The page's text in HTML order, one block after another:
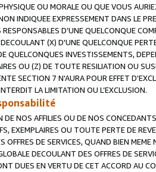
OU MORALE OU QUE VOUS
INDIQUEE EXPRESSEMENT DANS LE
D’UNE QUELCONQUE
(X) D'UNE QUELCONQUE
QUELCONQUES INVESTISSEMENTS,
OU (Z) DE TOUTE RESILIATION OU
SECTION 7 N'AURA POUR EFFET
LA LIMITATION OU L’EXCLUSION.
NOS AFFILIES OU DE NOS
EXEMPLAIRES OU TOUTE PERTE DE
OFFRES DE SERVICES, QUAND BIEN
DECOULANT DES OFFRES DE
DUES EN VERTU DE CET ACCORD AU